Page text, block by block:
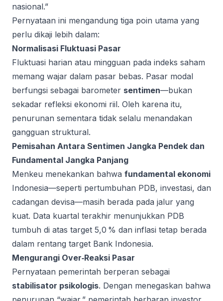
nasional.”
Pernyataan ini mengandung tiga poin utama yang
perlu dikaji lebih dalam:
Normalisasi Fluktuasi Pasar
Fluktuasi harian atau mingguan pada indeks saham
memang wajar dalam pasar bebas. Pasar modal
berfungsi sebagai barometer sentimen—bukan
sekadar refleksi ekonomi riil. Oleh karena itu,
penurunan sementara tidak selalu menandakan
gangguan struktural.
Pemisahan Antara Sentimen Jangka Pendek dan
Fundamental Jangka Panjang
Menkeu menekankan bahwa fundamental ekonomi
Indonesia—seperti pertumbuhan PDB, investasi, dan
cadangan devisa—masih berada pada jalur yang
kuat. Data kuartal terakhir menunjukkan PDB
tumbuh di atas target 5,0 % dan inflasi tetap berada
dalam rentang target Bank Indonesia.
Mengurangi Over‑Reaksi Pasar
Pernyataan pemerintah berperan sebagai
stabilisator psikologis. Dengan menegaskan bahwa